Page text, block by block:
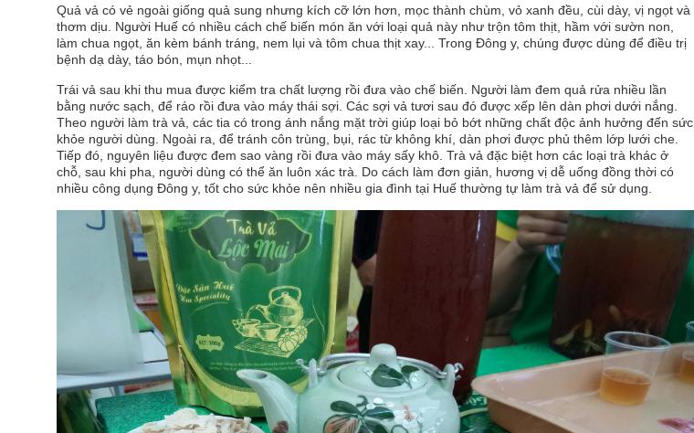
Quả vả có vẻ ngoài giống quả sung nhưng kích cỡ lớn hơn, mọc thành chùm, vỏ xanh đều, cùi dày, vị ngọt và
thơm dịu. Người Huế có nhiều cách chế biến món ăn với loại quả này như trộn tôm thịt, hầm với sườn non,
làm chua ngọt, ăn kèm bánh tráng, nem lụi và tôm chua thịt xay... Trong Đông y, chúng được dùng để điều trị
bệnh dạ dày, táo bón, mụn nhọt...
Trái vả sau khi thu mua được kiểm tra chất lượng rồi đưa vào chế biến. Người làm đem quả rửa nhiều lần
bằng nước sạch, để ráo rồi đưa vào máy thái sợi. Các sợi vả tươi sau đó được xếp lên dàn phơi dưới nắng.
Theo người làm trà vả, các tia có trong ánh nắng mặt trời giúp loại bỏ bớt những chất độc ảnh hưởng đến sức
khỏe người dùng. Ngoài ra, để tránh côn trùng, bụi, rác từ không khí, dàn phơi được phủ thêm lớp lưới che.
Tiếp đó, nguyên liệu được đem sao vàng rồi đưa vào máy sấy khô. Trà vả đặc biệt hơn các loại trà khác ở
chỗ, sau khi pha, người dùng có thể ăn luôn xác trà. Do cách làm đơn giản, hương vị dễ uống đồng thời có
nhiều công dụng Đông y, tốt cho sức khỏe nên nhiều gia đình tại Huế thường tự làm trà vả để sử dụng.